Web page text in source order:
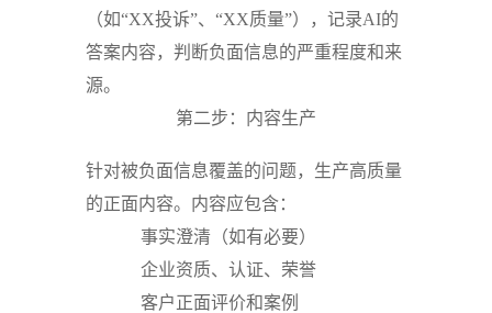
（如“XX投诉”、“XX质量”），记录AI的
答案内容，判断负面信息的严重程度和来
源。
第二步：内容生产
针对被负面信息覆盖的问题，生产高质量
的正面内容。内容应包含：
事实澄清（如有必要）
企业资质、认证、荣誉
客户正面评价和案例